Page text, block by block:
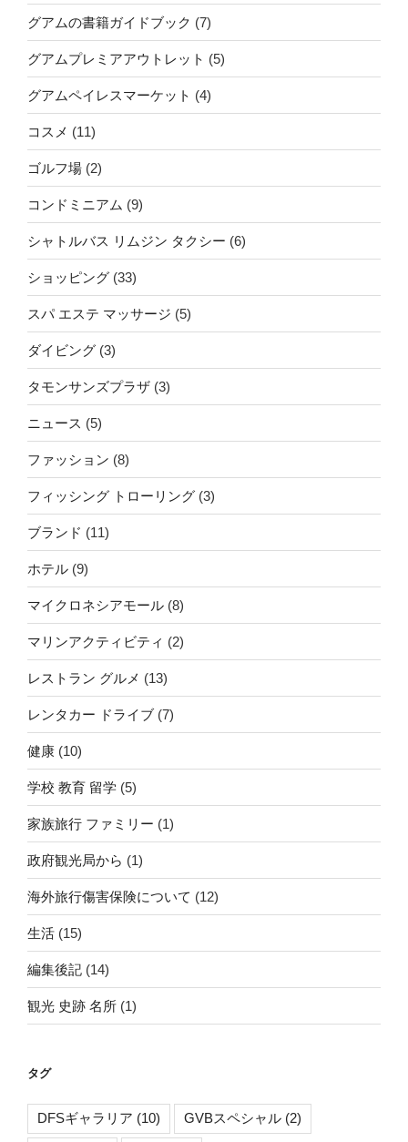
グアムの書籍ガイドブック (7)
グアムプレミアアウトレット (5)
グアムペイレスマーケット (4)
コスメ (11)
ゴルフ場 (2)
コンドミニアム (9)
シャトルバス リムジン タクシー (6)
ショッピング (33)
スパ エステ マッサージ (5)
ダイビング (3)
タモンサンズプラザ (3)
ニュース (5)
ファッション (8)
フィッシング トローリング (3)
ブランド (11)
ホテル (9)
マイクロネシアモール (8)
マリンアクティビティ (2)
レストラン グルメ (13)
レンタカー ドライブ (7)
健康 (10)
学校 教育 留学 (5)
家族旅行 ファミリー (1)
政府観光局から (1)
海外旅行傷害保険について (12)
生活 (15)
編集後記 (14)
観光 史跡 名所 (1)
タグ
DFSギャラリア (10) GVBスペシャル (2)